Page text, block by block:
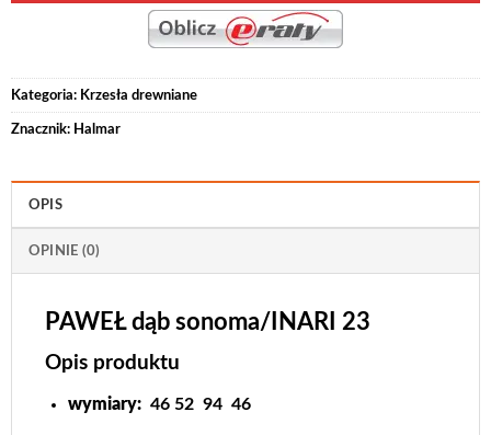
Kategoria: Krzesła drewniane
Znacznik: Halmar
OPIS
OPINIE (0)
PAWEŁ dąb sonoma/INARI 23
Opis produktu
wymiary: 46 52 94 46